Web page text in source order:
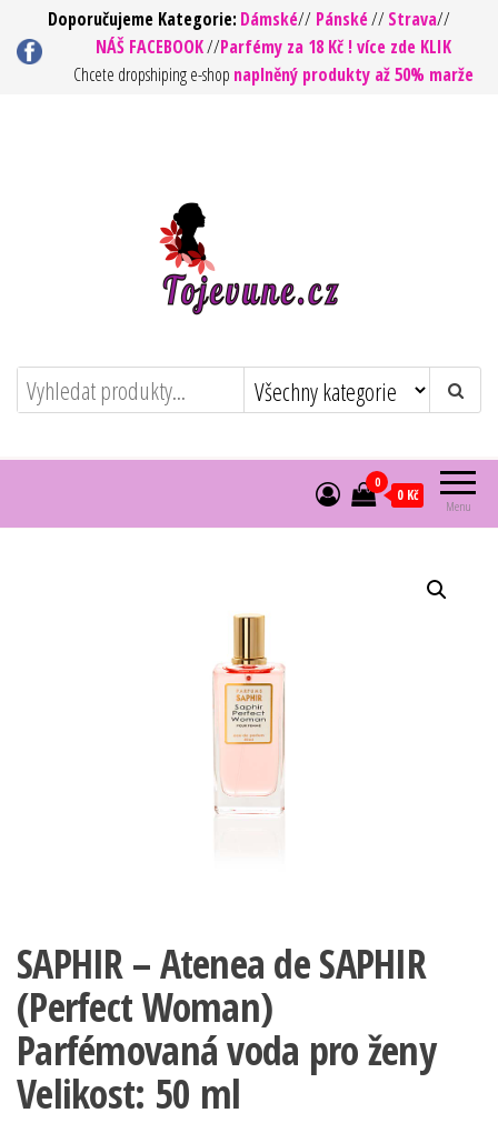
Přeskočit
na
Doporučujeme Kategorie: Dámské// Pánské//Strava//
NÁŠ FACEBOOK//Parfémy za 18 Kč ! více zde KLIK
Chcete dropshiping e-shop naplněný produkty až 50% marže
To jsou vůně ! – Kvalita za rozumnou
cenu
https://tojevune.cz/
Menu
0
0 Kč
SAPHIR – Atenea de SAPHIR
(Perfect Woman)
Parfémovaná voda pro ženy
Velikost: 50 ml